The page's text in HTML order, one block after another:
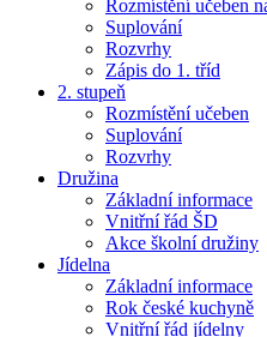
Rozmístění učeben
Suplování
Rozvrhy
Zápis do 1. tříd
2. stupeň
Rozmístění učeben
Suplování
Rozvrhy
Družina
Základní informace
Vnitřní řád ŠD
Akce školní družiny
Jídelna
Základní informace
Rok české kuchyně
Vnitřní řád jídelny